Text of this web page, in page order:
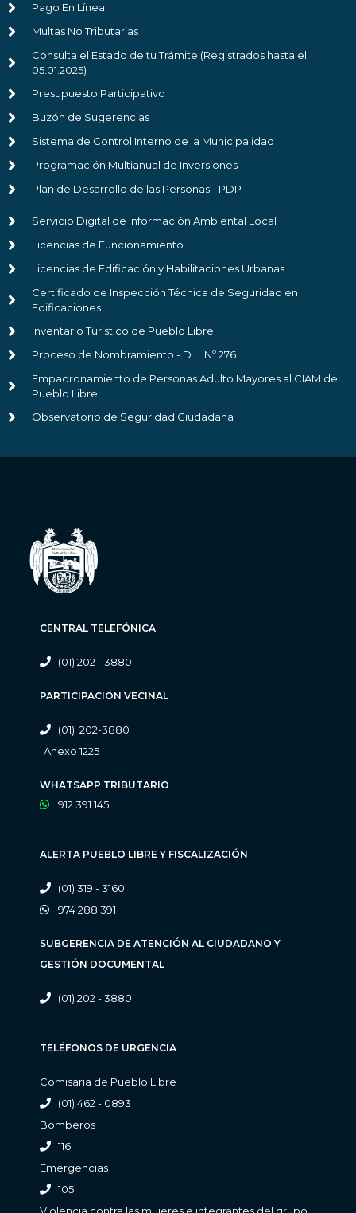
Pago En Línea
Multas No Tributarias
Consulta el Estado de tu Trámite (Registrados hasta el
05.01.2025)
Presupuesto Participativo
Buzón de Sugerencias
Sistema de Control Interno de la Municipalidad
Programación Multianual de Inversiones
Plan de Desarrollo de las Personas - PDP
Servicio Digital de Información Ambiental Local
Licencias de Funcionamiento
Licencias de Edificación y Habilitaciones Urbanas
Certificado de Inspección Técnica de Seguridad en
Edificaciones
Inventario Turístico de Pueblo Libre
Proceso de Nombramiento - D.L. Nº 276
Empadronamiento de Personas Adulto Mayores al CIAM de
Pueblo Libre
Observatorio de Seguridad Ciudadana
CENTRAL TELEFÓNICA
(01) 202 - 3880
PARTICIPACIÓN VECINAL
(01) 202-3880
Anexo 1225
WHATSAPP TRIBUTARIO
912 391 145
ALERTA PUEBLO LIBRE Y FISCALIZACIÓN
(01) 319 - 3160
974 288 391
SUBGERENCIA DE ATENCIÓN AL CIUDADANO Y
GESTIÓN DOCUMENTAL
(01) 202 - 3880
TELÉFONOS DE URGENCIA
Comisaria de Pueblo Libre
(01) 462 - 0893
Bomberos
116
Emergencias
105